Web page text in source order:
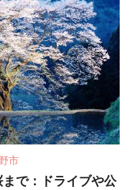
市
まで：ドライブや公